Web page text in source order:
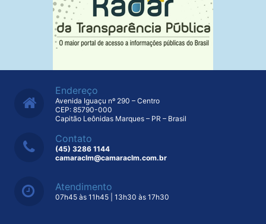
Endereço
Avenida Iguaçu nº 290 – Centro
CEP: 85790-000
Capitão Leônidas Marques – PR – Brasil
Contato
(45) 3286 1144
camaraclm@camaraclm.com.br
Atendimento
07h45 às 11h45 | 13h30 às 17h30